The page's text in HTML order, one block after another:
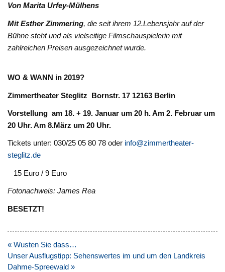
Von Marita Urfey-Mülhens
Mit Esther Zimmering, die seit ihrem 12.Lebensjahr auf der
Bühne steht und als vielseitige Filmschauspielerin mit
zahlreichen Preisen ausgezeichnet wurde.
WO & WANN in 2019?
Zimmertheater Steglitz Bornstr. 17 12163 Berlin
Vorstellung am 18. + 19. Januar um 20 h. Am 2. Februar um
20 Uhr. Am 8.März um 20 Uhr.
Tickets unter: 030/25 05 80 78 oder info@zimmertheater-
steglitz.de
15 Euro / 9 Euro
Fotonachweis: James Rea
BESETZT!
Beitragsnavigation
« Wusten Sie dass…
Unser Ausflugstipp: Sehenswertes im und um den Landkreis
Dahme-Spreewald »